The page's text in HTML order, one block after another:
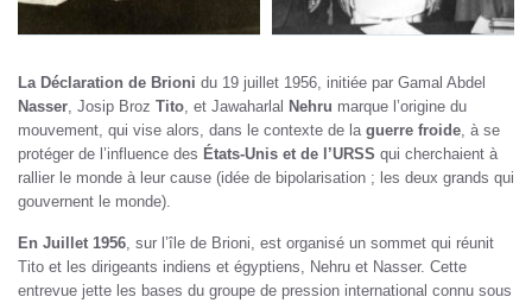
La Déclaration de Brioni du 19 juillet 1956, initiée par Gamal Abdel
Nasser , Josip Broz Tito , et Jawaharlal Nehru marque l’origine du
mouvement, qui vise alors, dans le contexte de la guerre froide , à se
protéger de l’influence des États-Unis et de l’URSS qui cherchaient à
rallier le monde à leur cause (idée de bipolarisation ; les deux grands qui
gouvernent le monde).
En Juillet 1956 , sur l’île de Brioni, est organisé un sommet qui réunit
Tito et les dirigeants indiens et égyptiens, Nehru et Nasser. Cette
entrevue jette les bases du groupe de pression international connu sous